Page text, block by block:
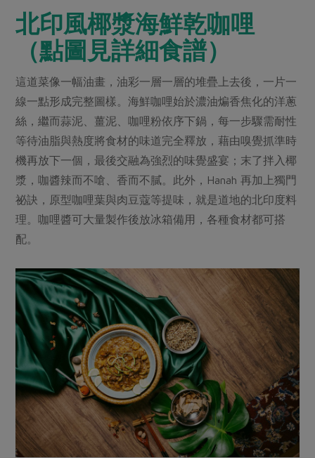
家庭清潔 織品
日用品 圖書禮品
防災用品
最新產品
優惠專區
素食專區
樂齡友善
異國料理
年菜食譜
養身食補
節慶大餐
高麗菜海鮮煎餅
更多議題活動
生活者e週報
綠主張月刊
典藏閱覽室
選舉專區
最新消息
下載專區
地區活動
社務會議 地區活動
活動報下載
北印風椰漿海鮮乾咖哩
（點圖見詳細食譜）
這道菜像一幅油畫，油彩一層一層的堆疊上去後，一片一
線一點形成完整圖樣。海鮮咖哩始於濃油煸香焦化的洋蔥
絲，繼而蒜泥、薑泥、咖哩粉依序下鍋，每一步驟需耐性
等待油脂與熱度將食材的味道完全釋放，藉由嗅覺抓準時
機再放下一個，最後交融為強烈的味覺盛宴；末了拌入椰
漿，咖醬辣而不嗆、香而不膩。此外，Hanah 再加上獨門
祕訣，原型咖哩葉與肉豆蔻等提味，就是道地的北印度料
理。咖哩醬可大量製作後放冰箱備用，各種食材都可搭
配。